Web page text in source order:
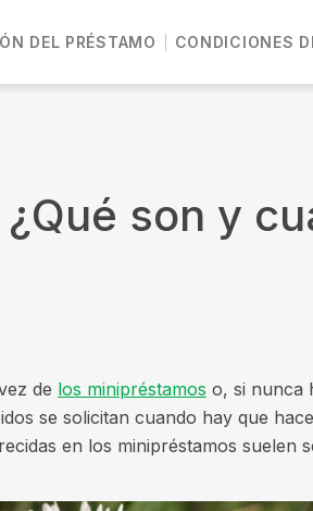
DEL PRÉSTAMO CONDICIONES
son y
de los minipréstamos o, si nunca
se solicitan cuando hay que
en los minipréstamos suelen